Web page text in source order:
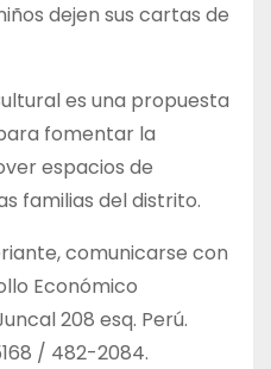
dejen sus cartas de
es una propuesta
fomentar la
espacios de
familias del distrito.
comunicarse con
Económico
208 esq. Perú.
/ 482-2084.